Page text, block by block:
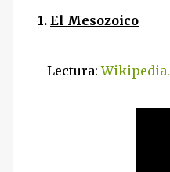
1. El Mesozoico
- Lectura:Wikipedia.